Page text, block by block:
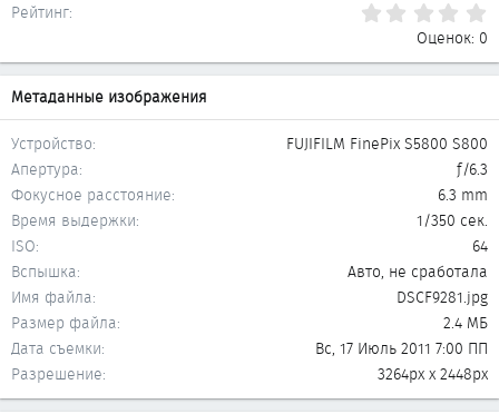
Рейтинг
Оценок: 0
Метаданные изображения
Устройство
FUJIFILM FinePix S5800 S800
Апертура
ƒ/6.3
Фокусное расстояние
6.3 mm
Время выдержки
1/350 сек.
ISO
64
Вспышка
Авто, не сработала
Имя файла
DSCF9281.jpg
Размер файла
2.4 МБ
Дата съемки
Вс, 17 Июль 2011 7:00 ПП
Разрешение
3264px x 2448px